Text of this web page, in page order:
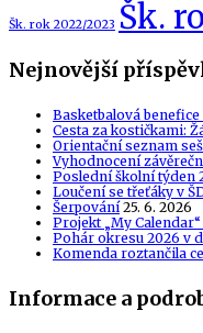
Šk. rok 2022/2023 Šk.
Nejnovější
Basketbalová
Cesta za kostičkami:
Orientační seznam
Vyhodnocení
Poslední školní týden
Loučení se třeťáky v
Šerpování 25. 6. 2026
Projekt „My
Pohár okresu 2026 v
Komenda roztančila
Informace a